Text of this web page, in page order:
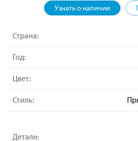
Узнать о наличии
Страна:
Год:
Цвет:
Стиль:
Детали: